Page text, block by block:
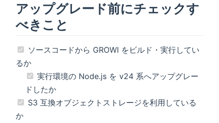
アップグレード前にチェックす
べきこと
ソースコードから GROWI をビルド・実行してい
るか
実行環境の Node.js を v24 系へアップグレー
ドしたか
S3 互換オブジェクトストレージを利用している
か